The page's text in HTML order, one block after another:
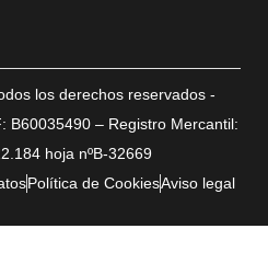
los derechos reservados -
B60035490 – Registro Mercantil: